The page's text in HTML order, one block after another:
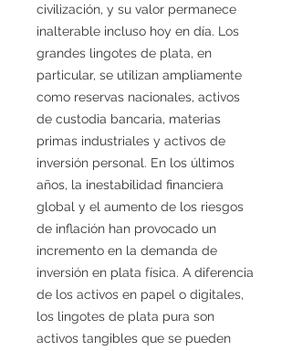
civilización, y su valor permanece
inalterable incluso hoy en día. Los
grandes lingotes de plata, en
particular, se utilizan ampliamente
como reservas nacionales, activos
de custodia bancaria, materias
primas industriales y activos de
inversión personal. En los últimos
años, la inestabilidad financiera
global y el aumento de los riesgos
de inflación han provocado un
incremento en la demanda de
inversión en plata física. A diferencia
de los activos en papel o digitales,
los lingotes de plata pura son
activos tangibles que se pueden